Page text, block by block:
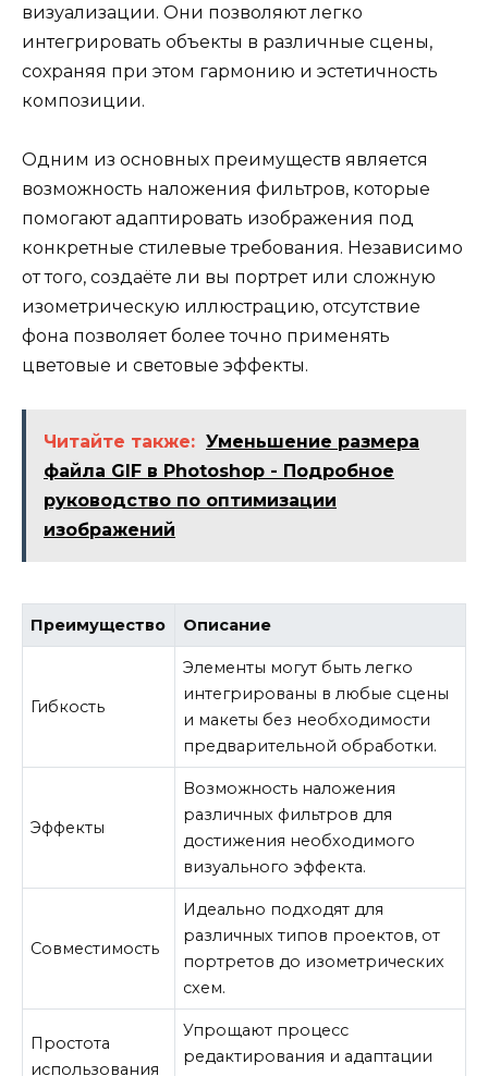
визуализации. Они позволяют легко
интегрировать объекты в различные сцены,
сохраняя при этом гармонию и эстетичность
композиции.
Одним из основных преимуществ является
возможность наложения фильтров, которые
помогают адаптировать изображения под
конкретные стилевые требования. Независимо
от того, создаёте ли вы портрет или сложную
изометрическую иллюстрацию, отсутствие
фона позволяет более точно применять
цветовые и световые эффекты.
Читайте также: Уменьшение размера
файла GIF в Photoshop - Подробное
руководство по оптимизации
изображений
Преимущество Описание
Гибкость
Элементы могут быть легко
интегрированы в любые сцены
и макеты без необходимости
предварительной обработки.
Эффекты
Возможность наложения
различных фильтров для
достижения необходимого
визуального эффекта.
Совместимость
Идеально подходят для
различных типов проектов, от
портретов до изометрических
схем.
Простота
использования
Упрощают процесс
редактирования и адаптации